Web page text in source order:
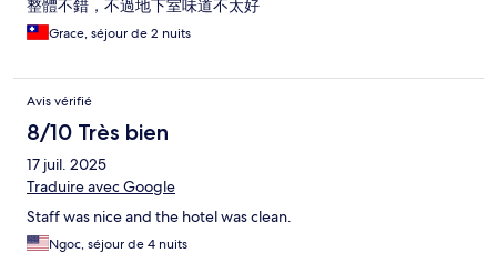
整體不錯，不過地下室味道不太好
Grace, séjour de 2 nuits
Avis vérifié
8/10 Très bien
17 juil. 2025
Traduire avec Google
Staff was nice and the hotel was clean.
Ngoc, séjour de 4 nuits